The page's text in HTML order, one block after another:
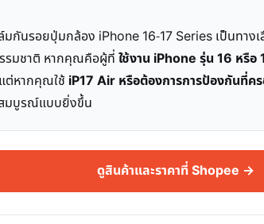
นรอยปุ่มกล้อง iPhone 16-17 Series เป็นทา
รมชาติ หากคุณคือผู้ที่ ใช้งาน iPhone รุ่น 16 หรื
ต่หากคุณใช้ iP17 Air หรือต้องการการป้องกันที่ค
มบูรณ์แบบยิ่งขึ้น
ดูสินค้าและราคาที่ Shopee →